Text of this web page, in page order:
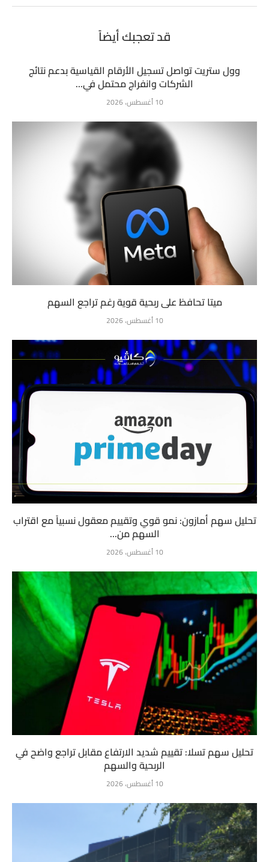
قد تعجبك أيضاً
وول ستريت تواصل تسجيل الأرقام القياسية بدعم نتائج
الشركات وانفراج محتمل في...
10 أغسطس، 2026
ميتا تحافظ على ربحية قوية رغم تراجع السهم
10 أغسطس، 2026
تحليل سهم أمازون: نمو قوي وتقييم معقول نسبياً مع اقتراب
السهم من...
10 أغسطس، 2026
تحليل سهم تسلا: تقييم شديد الارتفاع مقابل تراجع واضح في
الربحية والسهم
10 أغسطس، 2026